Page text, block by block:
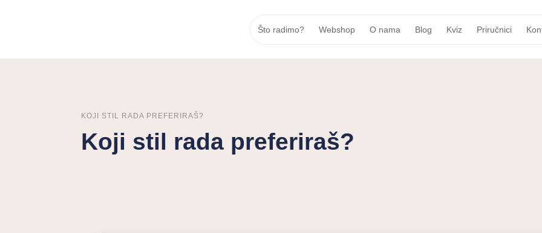
Što radimo? Webshop O nama Blog Kviz Priručnici
KOJI STIL RADA PREFERIRAŠ?
Koji stil rada preferiraš?